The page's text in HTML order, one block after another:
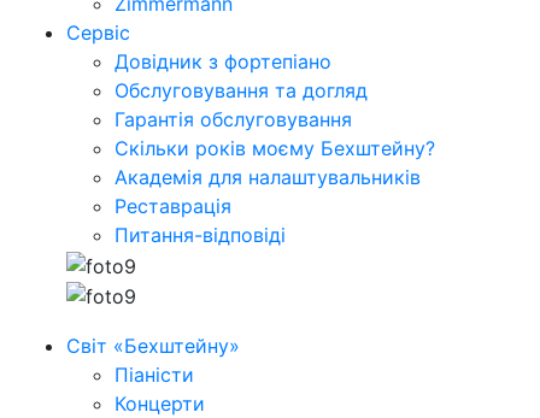
Сервіс
Довідник з фортепіано
Обслуговування та догляд
Гарантія обслуговування
Скільки років моєму Бехштейну?
Академія для налаштувальників
Реставрація
Питання-відповіді
Світ «Бехштейну»
Піаністи
Концерти